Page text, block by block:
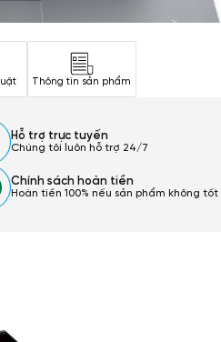
Thông tin sản phẩm
Hỗ trợ trực tuyến
Chúng tôi luôn hỗ trợ 24/7
Chính sách hoàn tiền
Hoàn tiền 100% nếu sản phẩm không tốt